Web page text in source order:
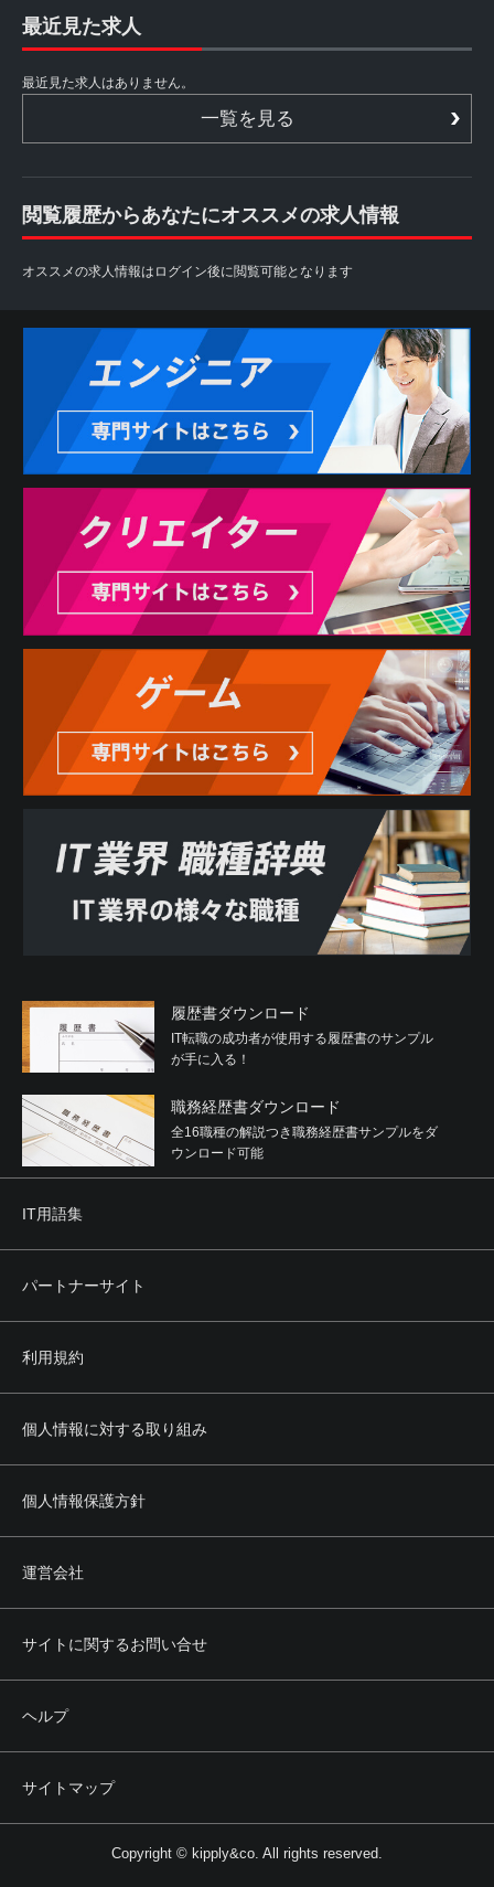
最近見た求人
最近見た求人はありません。
一覧を見る
閲覧履歴からあなたにオススメの求人情報
オススメの求人情報はログイン後に閲覧可能となります
履歴書ダウンロード
IT転職の成功者が使用する履歴書のサンプル
が手に入る！
職務経歴書ダウンロード
全16職種の解説つき職務経歴書サンプルをダ
ウンロード可能
IT用語集
パートナーサイト
利用規約
個人情報に対する取り組み
個人情報保護方針
運営会社
サイトに関するお問い合せ
ヘルプ
サイトマップ
Copyright © kipply&co. All rights reserved.